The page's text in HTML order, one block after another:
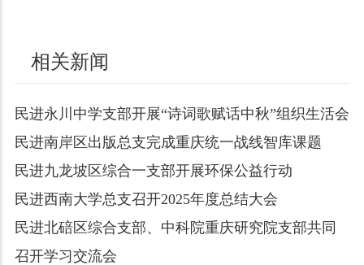
相关新闻
民进永川中学支部开展“诗词歌赋话中秋”组织生活会
民进南岸区出版总支完成重庆统一战线智库课题
民进九龙坡区综合一支部开展环保公益行动
民进西南大学总支召开2025年度总结大会
民进北碚区综合支部、中科院重庆研究院支部共同
召开学习交流会